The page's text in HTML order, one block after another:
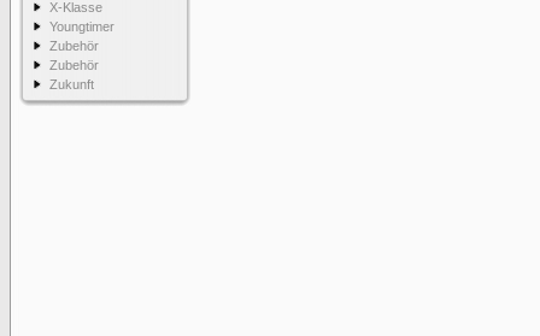
X-Klasse
Youngtimer
Zubehör
Zubehör
Zukunft